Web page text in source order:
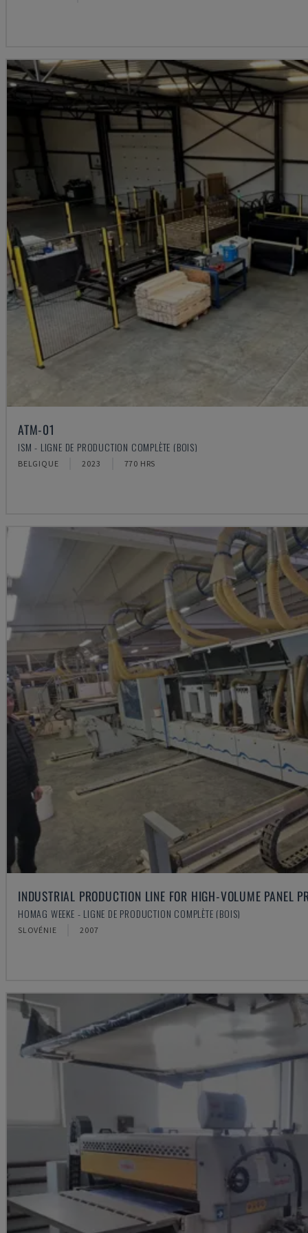
ATM-01
ISM - LIGNE DE PRODUCTION COMPLÈTE (BOIS)
BELGIQUE 2023 770 HRS
INDUSTRIAL PRODUCTION LINE FOR HIGH-VOLUME PANEL
HOMAG WEEKE - LIGNE DE PRODUCTION COMPLÈTE (BOIS)
SLOVÉNIE 2007